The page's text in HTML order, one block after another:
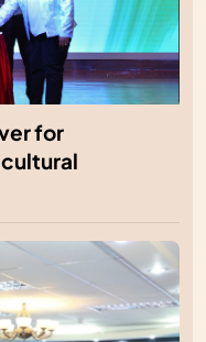
for